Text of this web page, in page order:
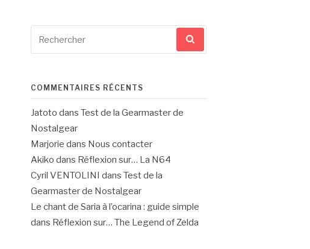
pour
COMMENTAIRES RÉCENTS
Jatoto dans Test de la Gearmaster de
Nostalgear
Marjorie dans Nous contacter
Akiko dans Réflexion sur… La N64
Cyril VENTOLINI dans Test de la
Gearmaster de Nostalgear
Le chant de Saria à l’ocarina : guide simple
dans Réflexion sur… The Legend of Zelda